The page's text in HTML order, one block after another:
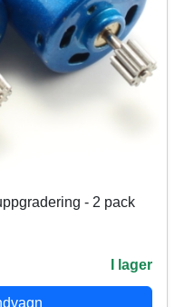
- 2 pack
I lager